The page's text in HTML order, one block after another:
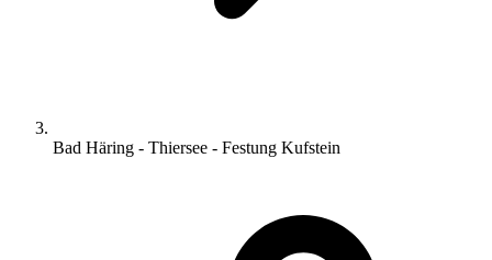
Bad Häring - Thiersee - Festung Kufstein